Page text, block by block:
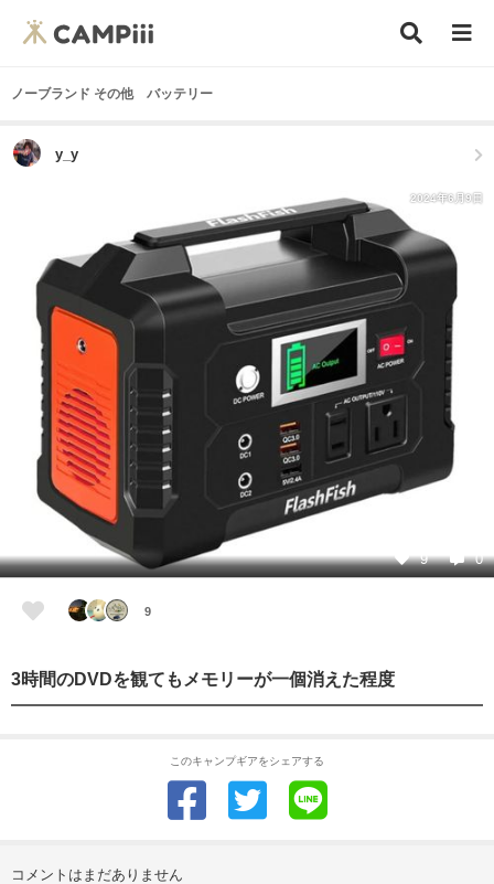
ノーブランド その他 バッテリー
y_y
2024年6月9日
9 0
9
3時間のDVDを観てもメモリーが一個消えた程度
このキャンプギアをシェアする
コメントはまだありません